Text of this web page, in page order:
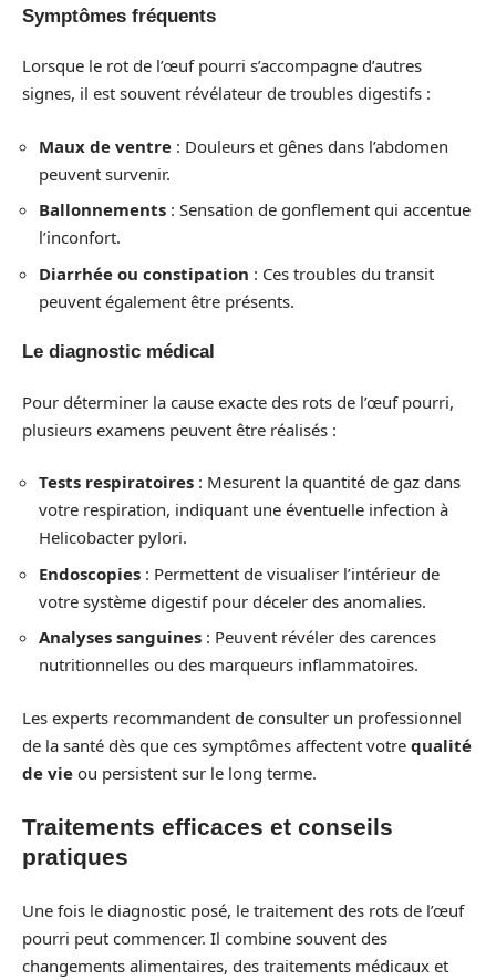
Symptômes fréquents
Lorsque le rot de l’œuf pourri s’accompagne d’autres
signes, il est souvent révélateur de troubles digestifs :
Maux de ventre : Douleurs et gênes dans l’abdomen
peuvent survenir.
Ballonnements : Sensation de gonflement qui accentue
l’inconfort.
Diarrhée ou constipation : Ces troubles du transit
peuvent également être présents.
Le diagnostic médical
Pour déterminer la cause exacte des rots de l’œuf pourri,
plusieurs examens peuvent être réalisés :
Tests respiratoires : Mesurent la quantité de gaz dans
votre respiration, indiquant une éventuelle infection à
Helicobacter pylori.
Endoscopies : Permettent de visualiser l’intérieur de
votre système digestif pour déceler des anomalies.
Analyses sanguines : Peuvent révéler des carences
nutritionnelles ou des marqueurs inflammatoires.
Les experts recommandent de consulter un professionnel
de la santé dès que ces symptômes affectent votre qualité
de vie ou persistent sur le long terme.
Traitements efficaces et conseils
pratiques
Une fois le diagnostic posé, le traitement des rots de l’œuf
pourri peut commencer. Il combine souvent des
changements alimentaires, des traitements médicaux et